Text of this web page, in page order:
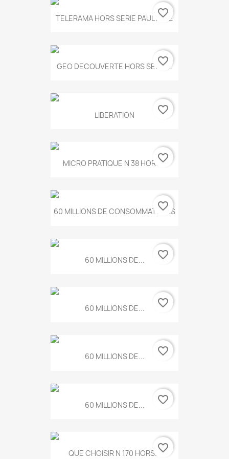
TELERAMA HORS SERIE PAUL KLEE
favorite_border
GEO DECOUVERTE HORS SERIE...
favorite_border
LIBERATION favorite_border
MICRO PRATIQUE N 38 HORS...
favorite_border
60 MILLIONS DE CONSOMMATEURS
favorite_border
60 MILLIONS DE... favorite_border
60 MILLIONS DE... favorite_border
60 MILLIONS DE... favorite_border
60 MILLIONS DE... favorite_border
QUE CHOISIR N 170 HORS...favorite_border